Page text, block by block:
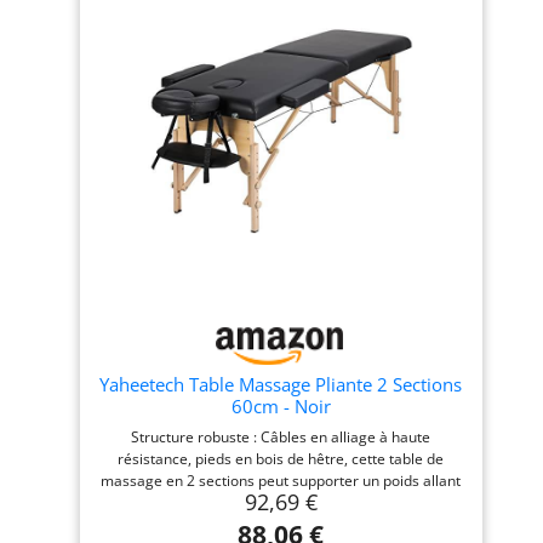
REMBOURRAGE EN MOUSSE EXPANSÉE DE 7 cm.
Revêtement en similicuir facilement lavable avec
toutes les crèmes et huiles adaptées.
Yaheetech Table Massage Pliante 2 Sections
60cm - Noir
Structure robuste : Câbles en alliage à haute
résistance, pieds en bois de hêtre, cette table de
massage en 2 sections peut supporter un poids allant
jusqu’à 250 kg, ce qui convient pour la majorité des
gens Hauteur ajustable : 2 boutons de réglage sur
92,69 €
88,06 €